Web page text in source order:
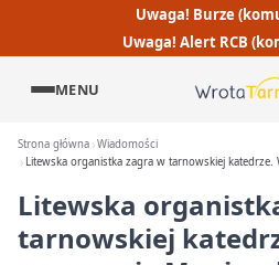
Uwaga! Burze
Uwaga! Alert RCB
MENU
Strona główna Wiadomości
Litewska organistka zagra w tarnowskiej
Litewska
tarnowskiej